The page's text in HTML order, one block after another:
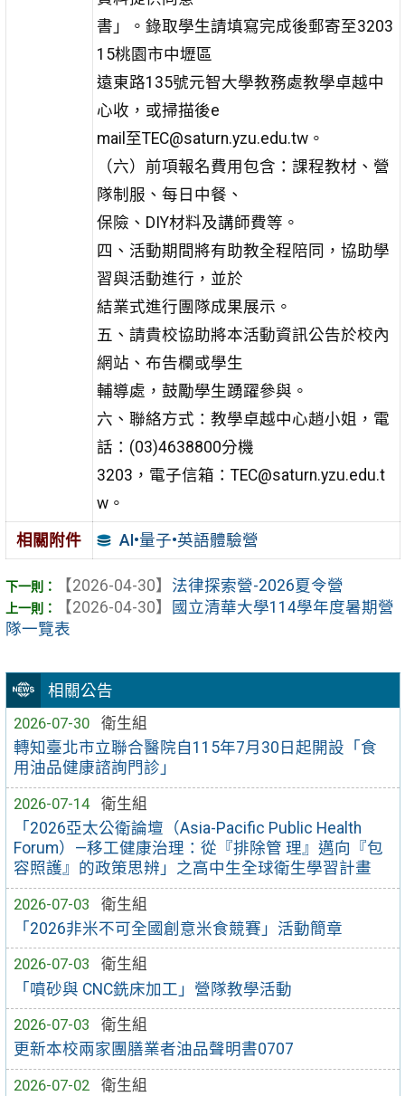
相關公告
2026-07-30
衛生組
轉知臺北市立聯合醫院自115年7月30日起開設「食
用油品健康諮詢門診」
2026-07-14
衛生組
「2026亞太公衛論壇（Asia-Pacific Public Health
Forum）—移工健康治理：從『排除管 理』邁向『包
容照護』的政策思辨」之高中生全球衛生學習計畫
2026-07-03
衛生組
「2026非米不可全國創意米食競賽」活動簡章
2026-07-03
衛生組
「噴砂與 CNC銑床加工」營隊教學活動
2026-07-03
衛生組
更新本校兩家團膳業者油品聲明書0707
2026-07-02
衛生組
書」。錄取學生請填寫完成後郵寄至3203
15桃園市中壢區
遠東路135號元智大學教務處教學卓越中
心收，或掃描後e
mail至TEC@saturn.yzu.edu.tw。
（六）前項報名費用包含：課程教材、營
隊制服、每日中餐、
保險、DIY材料及講師費等。
四、活動期間將有助教全程陪同，協助學
習與活動進行，並於
結業式進行團隊成果展示。
五、請貴校協助將本活動資訊公告於校內
網站、布告欄或學生
輔導處，鼓勵學生踴躍參與。
六、聯絡方式：教學卓越中心趙小姐，電
話：(03)4638800分機
3203，電子信箱：TEC@saturn.yzu.edu.t
w。
相關附件 AI•量子•英語體驗營
【2026-04-30】 法律探索營-2026夏令營
【2026-04-30】
國立清華大學114學年度暑期營
隊一覽表